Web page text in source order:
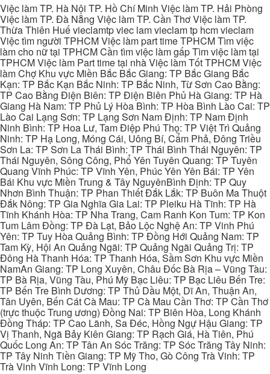
Việc làm TP. Hà Nội TP. Hồ Chí Minh Việc làm TP. Hải Phòng
Việc làm TP. Đà Nẵng Việc làm TP. Cần Thơ Việc làm TP.
Thừa Thiên Huế vieclamtp viec lam vieclam tp hcm vieclam
Việc tìm người TPHCM Việc làm part time TPHCM Tìm việc
làm cho nữ tại TPHCM Cần tìm việc làm gấp Tìm việc làm tại
TPHCM Việc làm Part time tại nhà Việc làm Tốt TPHCM Việc
làm Chợ Khu vực Miền Bắc Bắc Giang: TP Bắc Giang Bắc
Kạn: TP Bắc Kạn Bắc Ninh: TP Bắc Ninh, Từ Sơn Cao Bằng:
TP Cao Bằng Điện Biên: TP Điện Biên Phủ Hà Giang: TP Hà
Giang Hà Nam: TP Phủ Lý Hòa Bình: TP Hòa Bình Lào Cai: TP
Lào Cai Lạng Sơn: TP Lạng Sơn Nam Định: TP Nam Định
Ninh Bình: TP Hoa Lư, Tam Điệp Phú Thọ: TP Việt Trì Quảng
Ninh: TP Hạ Long, Móng Cái, Uông Bí, Cẩm Phả, Đông Triều
Sơn La: TP Sơn La Thái Bình: TP Thái Bình Thái Nguyên: TP
Thái Nguyên, Sông Công, Phổ Yên Tuyên Quang: TP Tuyên
Quang Vĩnh Phúc: TP Vĩnh Yên, Phúc Yên Yên Bái: TP Yên
Bái Khu vực Miền Trung & Tây NguyênBình Định: TP Quy
Nhơn Bình Thuận: TP Phan Thiết Đắk Lắk: TP Buôn Ma Thuột
Đắk Nông: TP Gia Nghĩa Gia Lai: TP Pleiku Hà Tĩnh: TP Hà
Tĩnh Khánh Hòa: TP Nha Trang, Cam Ranh Kon Tum: TP Kon
Tum Lâm Đồng: TP Đà Lạt, Bảo Lộc Nghệ An: TP Vinh Phú
Yên: TP Tuy Hòa Quảng Bình: TP Đồng Hới Quảng Nam: TP
Tam Kỳ, Hội An Quảng Ngãi: TP Quảng Ngãi Quảng Trị: TP
Đông Hà Thanh Hóa: TP Thanh Hóa, Sầm Sơn Khu vực Miền
NamAn Giang: TP Long Xuyên, Châu Đốc Bà Rịa – Vũng Tàu:
TP Bà Rịa, Vũng Tàu, Phú Mỹ Bạc Liêu: TP Bạc Liêu Bến Tre:
TP Bến Tre Bình Dương: TP Thủ Dầu Một, Dĩ An, Thuận An,
Tân Uyên, Bến Cát Cà Mau: TP Cà Mau Cần Thơ: TP Cần Thơ
(trực thuộc Trung ương) Đồng Nai: TP Biên Hòa, Long Khánh
Đồng Tháp: TP Cao Lãnh, Sa Đéc, Hồng Ngự Hậu Giang: TP
Vị Thanh, Ngã Bảy Kiên Giang: TP Rạch Giá, Hà Tiên, Phú
Quốc Long An: TP Tân An Sóc Trăng: TP Sóc Trăng Tây Ninh:
TP Tây Ninh Tiền Giang: TP Mỹ Tho, Gò Công Trà Vinh: TP
Trà Vinh Vĩnh Long: TP Vĩnh Long